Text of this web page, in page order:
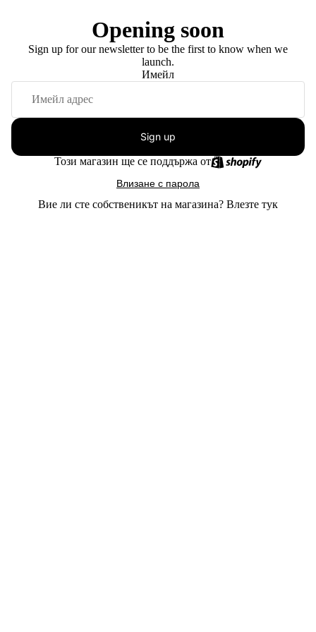
Opening soon
Sign up for our newsletter to be the first to know when we
launch.
Имейл
Sign up
Този магазин ще се поддържа от
Влизане с парола
Вие ли сте собственикът на магазина? Влезте тук